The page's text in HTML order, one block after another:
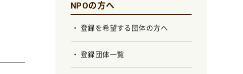
NPOの方へ
登録を希望する団体の方へ
登録団体一覧